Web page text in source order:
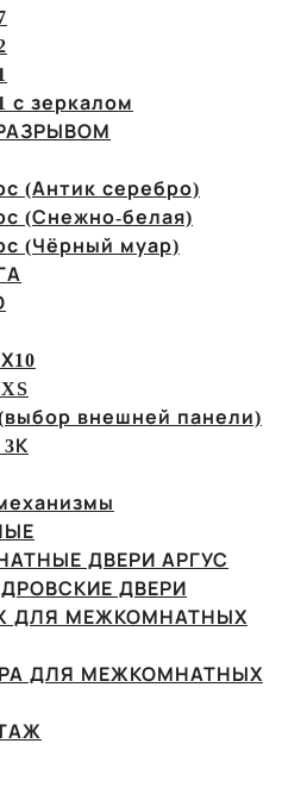
с зеркалом
(Антик серебро)
(Снежно-белая)
(Чёрный муар)
внешней панели)
ДВЕРИ АРГУС
ДВЕРИ
ДЛЯ МЕЖКОМНАТНЫХ
ДЛЯ МЕЖКОМНАТНЫХ